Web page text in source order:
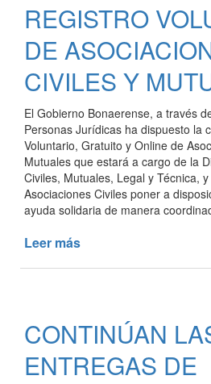
ESCRITURAS
REGISTRO
DE
CIVILES Y
El Gobierno Bonaerense, a través
Personas Jurídicas ha dispuesto la
Voluntario, Gratuito y Online de
Mutuales que estará a cargo de la
Civiles, Mutuales, Legal y Técnica,
Asociaciones Civiles poner a
ayuda solidaria de manera
Leer más
CIVILES
Y
MUTUALES
CONTINÚAN
ENTREGAS DE